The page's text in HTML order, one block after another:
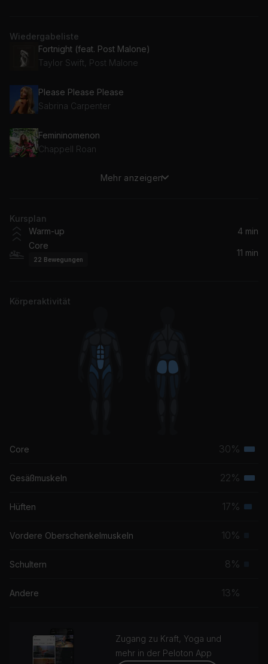
Wiedergabeliste
Fortnight (feat. Post Malone)
Taylor Swift, Post Malone
Please Please Please
Sabrina Carpenter
Femininomenon
Chappell Roan
Von dutch
Charli xcx
MY HOUSE
Mehr anzeigen
Kursplan
Warm-up
4 min
Core
22 Bewegungen
11 min
Körperaktivität
Core 30%
Gesäßmuskeln 22%
Hüften 17%
Vordere Oberschenkelmuskeln 10%
Schultern 8%
Andere 13%
Zugang zu Kraft, Yoga und
mehr in der Peloton App